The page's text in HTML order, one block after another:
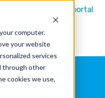
computer.
your website
services
through other
cookies we use,
anzeigen
Kundenportal